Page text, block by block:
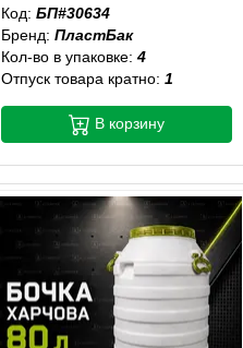
Код: БП#30634
Бренд: ПластБак
Кол-во в упаковке: 4
Отпуск товара кратно: 1
В корзину